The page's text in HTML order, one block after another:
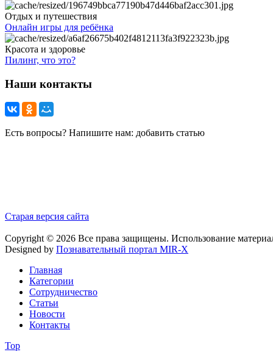
Отдых и путешествия
Онлайн игры для ребёнка
Красота и здоровье
Пилинг, что это?
Наши контакты
Есть вопросы? Напишите нам: добавить статью
Старая версия сайта
Copyright © 2026 Все права защищены. Использование
Designed by Познавательный портал MIR-X
Главная
Категории
Сотрудничество
Статьи
Новости
Контакты
Top